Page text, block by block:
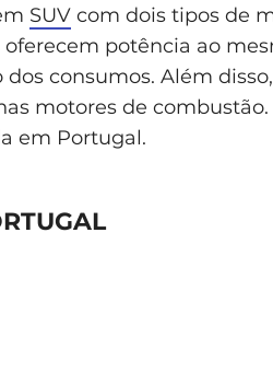
SUV com dois tipos de
potência ao
consumos. Além
motores de
em Portugal.